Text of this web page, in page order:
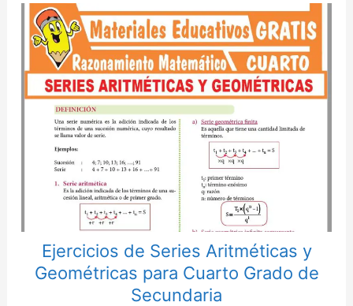
Ejercicios de Series Aritméticas y
Geométricas para Cuarto Grado de
Secundaria